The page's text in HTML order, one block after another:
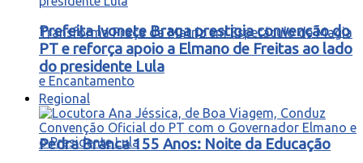
Pedra Branca 155 Anos: Noite da Educação
Prefeita Ivonete Braga prestigia convenção do
PT e reforça apoio a Elmano de Freitas ao lado
do presidente Lula
Regional